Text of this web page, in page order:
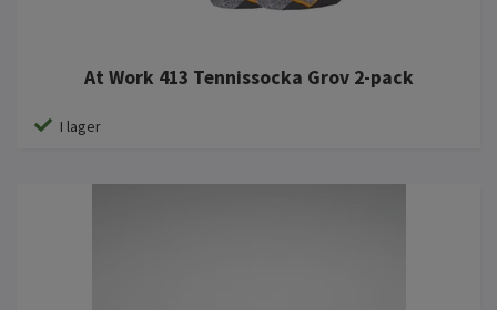
At Work 413 Tennissocka Grov 2-pack
I lager